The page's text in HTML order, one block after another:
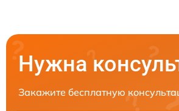
Нужна
Закажите бесплатную